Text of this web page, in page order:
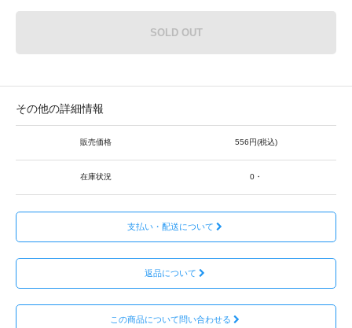
SOLD OUT
その他の詳細情報
販売価格 556円(税込)
在庫状況 0・
支払い・配送について
返品について
この商品について問い合わせる